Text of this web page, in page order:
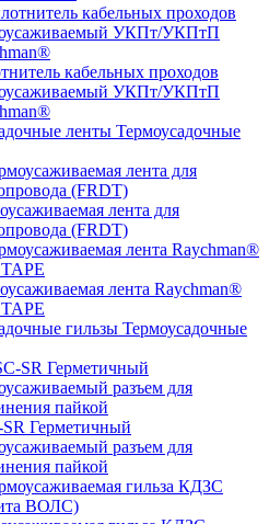
кабельных проходов
УКПт/УКПтП
Термоусадочные
лента для
(FRDT)
лента Raychman®
Термоусадочные
Герметичный
разъем для
пайкой